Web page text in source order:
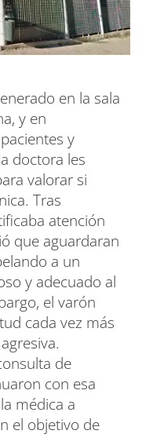
en la sala
y en
y
doctora les
valorar si
Tras
atención
que aguardaran
a un
y adecuado al
el varón
cada vez más
de
con esa
médica a
el objetivo de